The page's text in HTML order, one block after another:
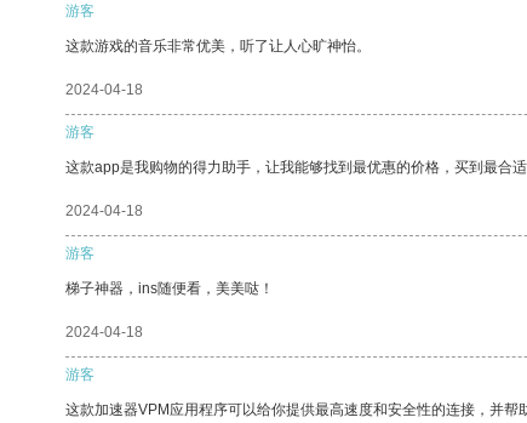
游客
这款游戏的音乐非常优美，听了让人心旷神怡。
2024-04-18
游客
这款app是我购物的得力助手，让我能够找到最优惠的价格，买到最合适
2024-04-18
游客
梯子神器，ins随便看，美美哒！
2024-04-18
游客
这款加速器VPM应用程序可以给你提供最高速度和安全性的连接，并帮